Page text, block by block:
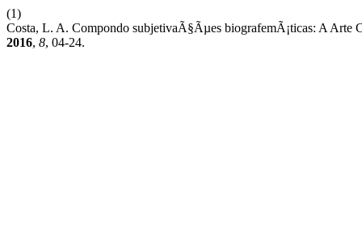
(1)
Costa, L. A. Compondo subjetivaÃ§Ãµes biografemÃ¡ticas: A Arte
2016, 8, 04-24.